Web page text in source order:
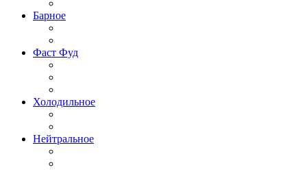
Барное
Фаст Фуд
Холодильное
Нейтральное